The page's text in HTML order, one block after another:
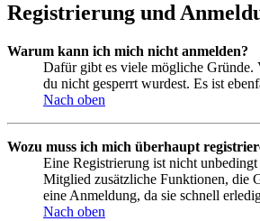
Registrierung und
Warum kann ich mich nicht anmelden?
Dafür gibt es viele mögliche Gründe.
du nicht gesperrt wurdest. Es ist
Nach oben
Wozu muss ich mich überhaupt
Eine Registrierung ist nicht
Mitglied zusätzliche Funktionen, die
eine Anmeldung, da sie schnell
Nach oben